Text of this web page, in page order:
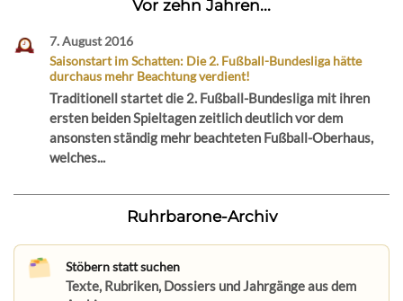
Vor zehn Jahren...
7. August 2016
Saisonstart im Schatten: Die 2. Fußball-Bundesliga hätte
durchaus mehr Beachtung verdient!
Traditionell startet die 2. Fußball-Bundesliga mit ihren
ersten beiden Spieltagen zeitlich deutlich vor dem
ansonsten ständig mehr beachteten Fußball-Oberhaus,
welches...
Ruhrbarone-Archiv
Stöbern statt suchen
Texte, Rubriken, Dossiers und Jahrgänge aus dem